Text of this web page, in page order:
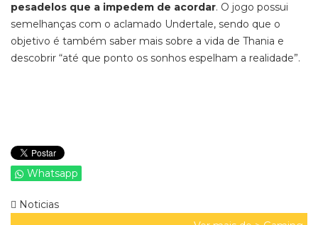
pesadelos que a impedem de acordar. O jogo possui
semelhanças com o aclamado Undertale, sendo que o
objetivo é também saber mais sobre a vida de Thania e
descobrir “até que ponto os sonhos espelham a realidade”.
Whatsapp
Noticias